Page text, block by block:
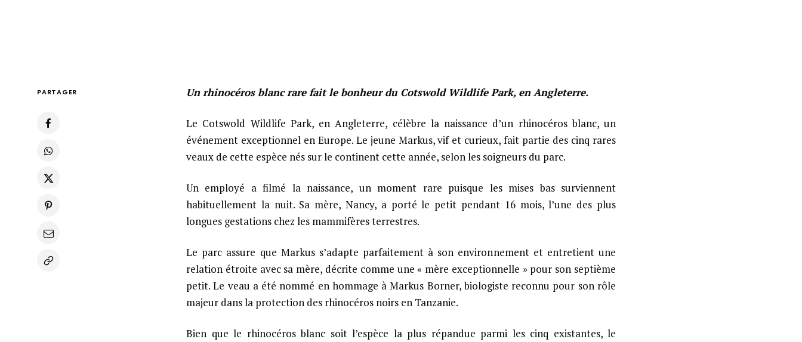
PARTAGER Un rhinocéros blanc rare fait le bonheur du Cotswold Wildlife Park, en Angleterre.
Le Cotswold Wildlife Park, en Angleterre, célèbre la naissance d’un rhinocéros blanc, un
événement exceptionnel en Europe. Le jeune Markus, vif et curieux, fait partie des cinq rares
veaux de cette espèce nés sur le continent cette année, selon les soigneurs du parc.
Un employé a filmé la naissance, un moment rare puisque les mises bas surviennent
habituellement la nuit. Sa mère, Nancy, a porté le petit pendant 16 mois, l’une des plus
longues gestations chez les mammifères terrestres.
Le parc assure que Markus s’adapte parfaitement à son environnement et entretient une
relation étroite avec sa mère, décrite comme une « mère exceptionnelle » pour son septième
petit. Le veau a été nommé en hommage à Markus Borner, biologiste reconnu pour son rôle
majeur dans la protection des rhinocéros noirs en Tanzanie.
Bien que le rhinocéros blanc soit l’espèce la plus répandue parmi les cinq existantes, le